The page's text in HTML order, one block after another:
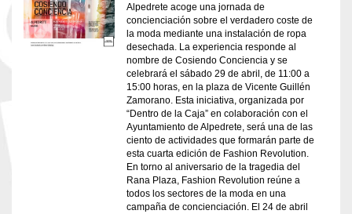
Alpedrete acoge una jornada de
concienciación sobre el verdadero coste de
la moda mediante una instalación de ropa
desechada. La experiencia responde al
nombre de Cosiendo Conciencia y se
celebrará el sábado 29 de abril, de 11:00 a
15:00 horas, en la plaza de Vicente Guillén
Zamorano. Esta iniciativa, organizada por
“Dentro de la Caja” en colaboración con el
Ayuntamiento de Alpedrete, será una de las
ciento de actividades que formarán parte de
esta cuarta edición de Fashion Revolution.
En torno al aniversario de la tragedia del
Rana Plaza, Fashion Revolution reúne a
todos los sectores de la moda en una
campaña de concienciación. El 24 de abril